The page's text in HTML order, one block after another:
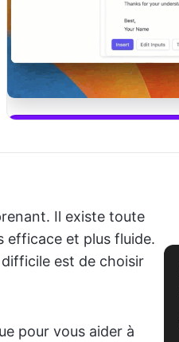
Il existe toute
efficace et plus fluide.
est de choisir
pour vous aider à